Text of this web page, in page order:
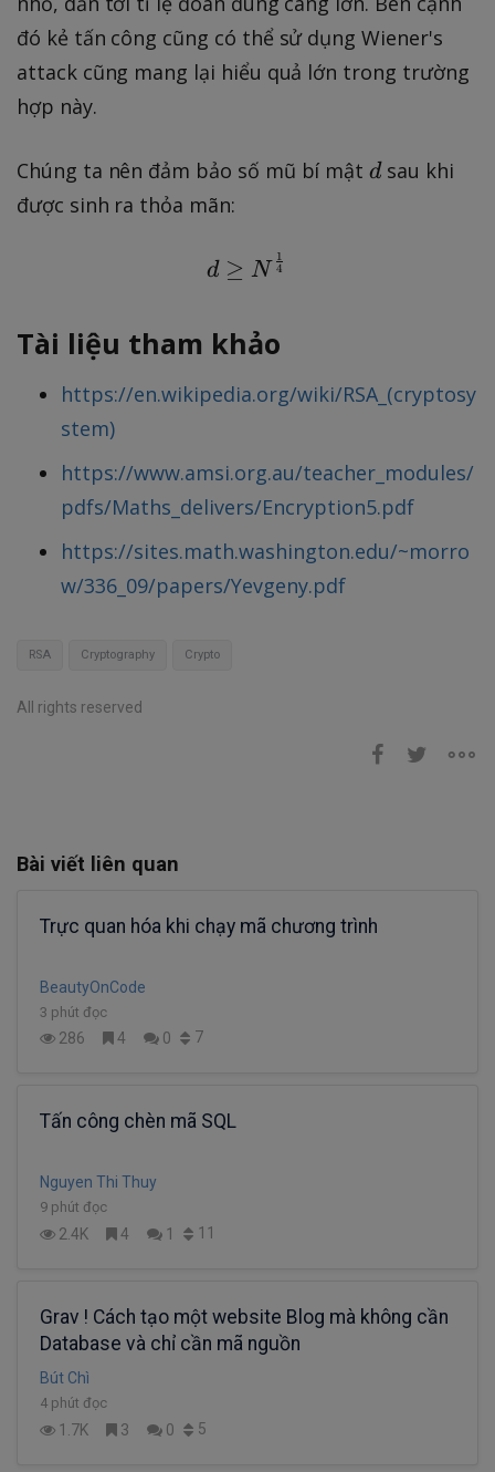
đó kẻ tấn công cũng có thể sử dụng Wiener's
attack cũng mang lại hiểu quả lớn trong trường
hợp này.
Chúng ta nên đảm bảo số mũ bí mậtd
dsau khi
được sinh ra thỏa mãn:
d \geq
d ≥ N 4
1
Tài liệu tham khảo
https://en.wikipedia.org/wiki/RSA_(cryptosy
stem)
https://www.amsi.org.au/teacher_modules/
pdfs/Maths_delivers/Encryption5.pdf
https://sites.math.washington.edu/~morro
w/336_09/papers/Yevgeny.pdf
RSA Cryptography Crypto
All rights reserved
Bài viết liên quan
Trực quan hóa khi chạy mã chương trình
BeautyOnCode
3 phút đọc
286 4 0 7
Tấn công chèn mã SQL
Nguyen Thi Thuy
9 phút đọc
2.4K 4 1 11
Grav ! Cách tạo một website Blog mà không cần
Database và chỉ cần mã nguồn
Bút Chì
4 phút đọc
1.7K 3 0 5